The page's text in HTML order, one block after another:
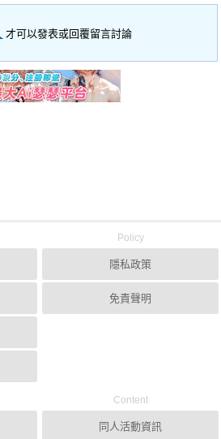
才可以發表或回覆留言討論
Policy
隱私政策
免責聲明
Content
同人活動資訊